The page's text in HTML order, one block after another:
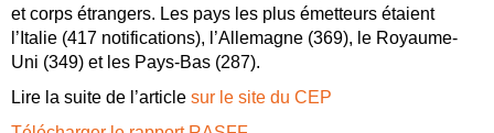
et corps étrangers. Les pays les plus émetteurs étaient
l’Italie (417 notifications), l’Allemagne (369), le Royaume-
Uni (349) et les Pays-Bas (287).
Lire la suite de l’article sur le site du CEP